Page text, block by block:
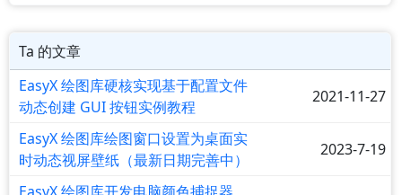
Ta 的文章
EasyX 绘图库硬核实现基于配置文件
动态创建 GUI 按钮实例教程
2021-11-27
EasyX 绘图库绘图窗口设置为桌面实
时动态视屏壁纸（最新日期完善中）
2023-7-19